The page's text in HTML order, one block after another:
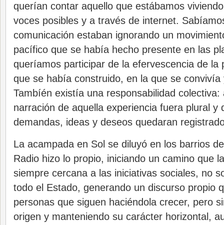
querían contar aquello que estábamos
voces posibles y a través de internet.
comunicación estaban ignorando un
pacífico que se había hecho presente en las
queríamos participar de la efervescencia de la
que se había construido, en la que se convivía
Tambíén existía una responsabilidad colectiva:
narración de aquella experiencia fuera plural y
demandas, ideas y deseos quedaran
La acampada en Sol se diluyó en los barrios
Radio hizo lo propio, iniciando un camino que
siempre cercana a las iniciativas sociales, no
todo el Estado, generando un discurso propio
personas que siguen haciéndola crecer, pero
origen y manteniendo su carácter horizontal,